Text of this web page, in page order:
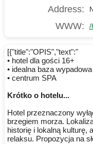
Address:
WWW: /
[{"title":"OPIS","text":"
• hotel dla gości 16+
• idealna baza wypadowa
• centrum SPA
Krótko o hotelu...
Hotel przeznaczony
brzegiem morza.
historię i lokalną kulturę,
relaksu. Propozycja na